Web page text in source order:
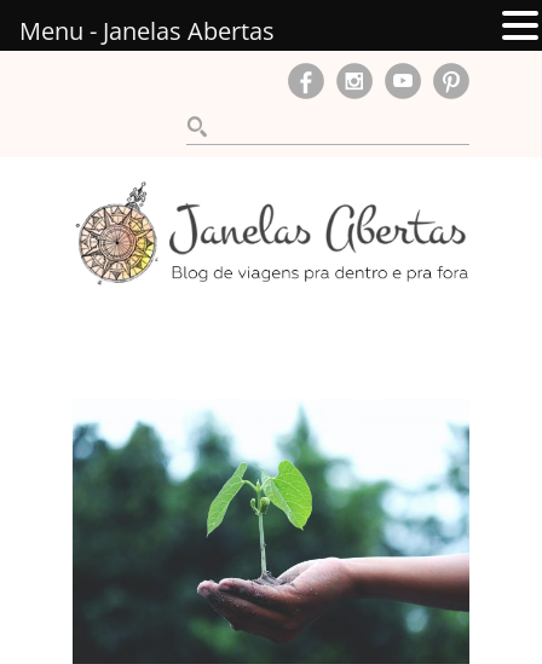
Menu - Janelas Abertas